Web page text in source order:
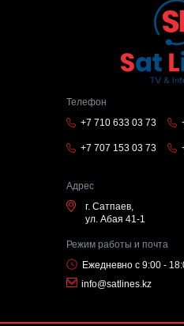
Телефон
+7 710 633 03 73
+7 707 153 03 73
Адрес
г. Сатпаев,
ул. Абая 41-1
Режим работы и почта
Ежедневно с 9:00 -
info@satlines.kz